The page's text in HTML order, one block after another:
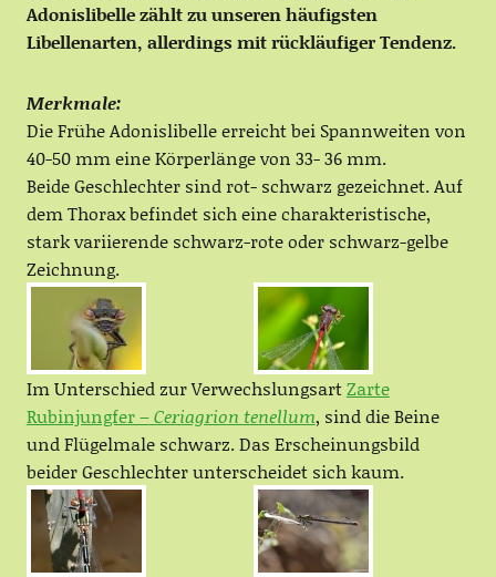
Adonislibelle zählt zu unseren häufigsten
Libellenarten, allerdings mit rückläufiger Tendenz.
Merkmale:
Die Frühe Adonislibelle erreicht bei Spannweiten von
40-50 mm eine Körperlänge von 33- 36 mm.
Beide Geschlechter sind rot- schwarz gezeichnet. Auf
dem Thorax befindet sich eine charakteristische,
stark variierende schwarz-rote oder schwarz-gelbe
Zeichnung.
Im Unterschied zur VerwechslungsartZarte
Rubinjungfer –Ceriagrion tenellum, sind die Beine
und Flügelmale schwarz. Das Erscheinungsbild
beider Geschlechter unterscheidet sich kaum.